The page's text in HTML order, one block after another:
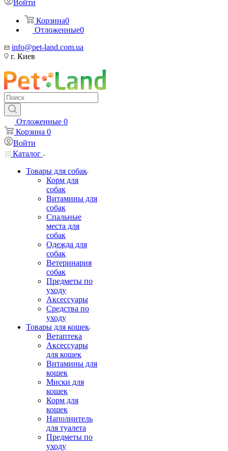
Войти
Корзина0
Отложенные0
info@pet-land.com.ua
г. Киев
Отложенные 0
Корзина 0
Войти
Каталог
Товары для собак
Корм для
собак
Витамины для
собак
Спальные
места для
собак
Одежда для
собак
Ветеринария
собак
Предметы по
уходу
Аксессуары
Средства по
уходу
Товары для кошек
Ветаптека
Аксессуары
для кошек
Витамины для
кошек
Миски для
кошек
Корм для
кошек
Наполнитель
для туалета
Предметы по
уходу